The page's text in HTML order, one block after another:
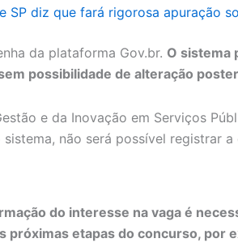
SP diz que fará rigorosa apuração
da plataforma Gov.br. O sistema
possibilidade de alteração
e da Inovação em Serviços
não será possível registrar
do interesse na vaga é
próximas etapas do concurso, por